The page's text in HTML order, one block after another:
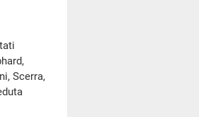
Scerra,